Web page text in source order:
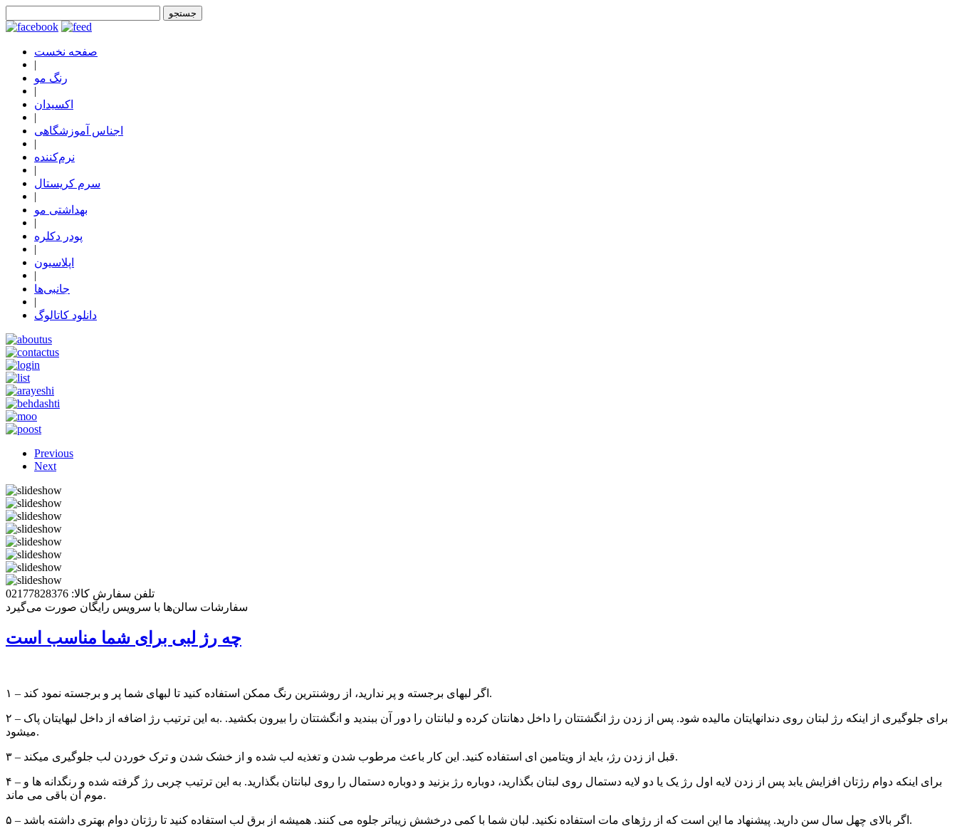
صفحه نخست
|
رنگ مو
|
اکسیدان
|
اجناس آموزشگاهی
|
نرم‌کننده
|
سرم کریستال
|
بهداشتی مو
|
پودر دکلره
|
اپلاسیون
|
جانبی‌ها
|
دانلود کاتالوگ
Previous
Next
تلفن سفارش کالا: 02177828376
سفارشات سالن‌ها با سرویس رایگان صورت می‌گیرد
چه رژ لبی برای شما مناسب است
۱ – اگر لبهای برجسته و پر ندارید، از روشنترین رنگ ممکن استفاده کنید تا لبهای شما پر و برجسته نمود کند.
۲ – برای جلوگیری از اینکه رژ لبتان روی دندانهایتان مالیده شود. پس از زدن رژ انگشتتان را داخل دهانتان کرده و لبانتان را دور آن ببندید و انگشتتان را بیرون بکشید. .به این ترتیب رژ اضافه از داخل لبهایتان پاک
میشود.
۳ – قبل از زدن رژ، باید از ویتامین ای استفاده کنید. این کار باعث مرطوب شدن و تغذیه لب شده و از خشک شدن و ترک خوردن لب جلوگیری میکند.
۴ – برای اینکه دوام رژتان افزایش یابد پس از زدن لایه اول رژ یک یا دو لایه دستمال روی لبتان بگذارید، دوباره رژ بزنید و دوباره دستمال را روی لبانتان بگذارید. به این ترتیب چربی رژ گرفته شده و رنگدانه ها و
موم آن باقی می ماند.
۵ – اگر بالای چهل سال سن دارید. پیشنهاد ما این است که از رژهای مات استفاده نکنید. لبان شما با کمی درخشش زیباتر جلوه می کنند. همیشه از برق لب استفاده کنید تا رژتان دوام بهتری داشته باشد.